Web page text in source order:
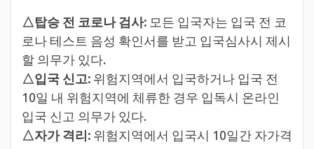
△탑승 전 코로나 검사: 모든 입국자는 입국 전 코
로나 테스트 음성 확인서를 받고 입국심사시 제시
할 의무가 있다.
△입국 신고: 위험지역에서 입국하거나 입국 전
10일 내 위험지역에 체류한 경우 입독시 온라인
입국 신고 의무가 있다.
△자가 격리: 위험지역에서 입국시 10일간 자가격